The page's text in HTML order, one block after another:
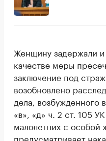
Женщину задержали и
качестве меры
заключение под
возобновлено
дела, возбужденного
«в», «д» ч. 2 ст. 105
малолетних с особой
предусматривает